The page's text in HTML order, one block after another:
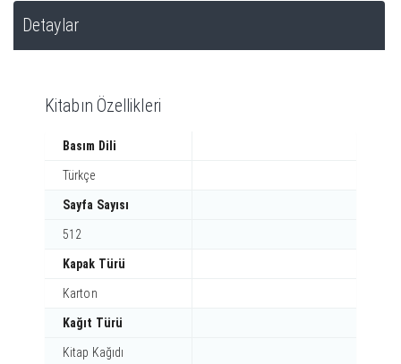
Detaylar
Kitabın Özellikleri
Basım Dili
Türkçe
Sayfa Sayısı
512
Kapak Türü
Karton
Kağıt Türü
Kitap Kağıdı